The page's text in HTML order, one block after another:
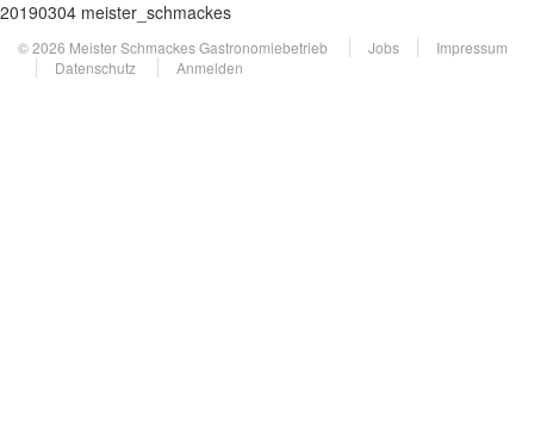
20190304 meister_schmackes
© 2026 Meister Schmackes Gastronomiebetrieb Jobs
Impressum
Datenschutz
Anmelden